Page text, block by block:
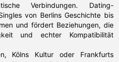
Verbindungen. Dating-
von Berlins Geschichte bis
und fördert Beziehungen, die
und echter Kompatibilität
Kölns Kultur oder Frankfurts